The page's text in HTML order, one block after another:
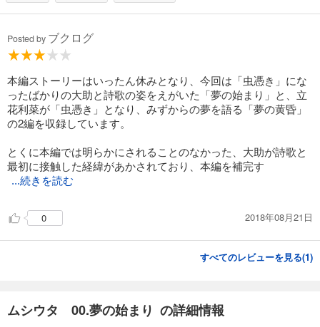
Posted by ブクログ
本編ストーリーはいったん休みとなり、今回は「虫憑き」にな
ったばかりの大助と詩歌の姿をえがいた「夢の始まり」と、立
花利菜が「虫憑き」となり、みずからの夢を語る「夢の黄昏」
の2編を収録しています。
とくに本編では明らかにされることのなかった、大助が詩歌と
最初に接触した経緯があかされており、本編を補完す
...続きを読む
0 2018年08月21日
すべてのレビューを見る(1)
ムシウタ 00.夢の始まり の詳細情報